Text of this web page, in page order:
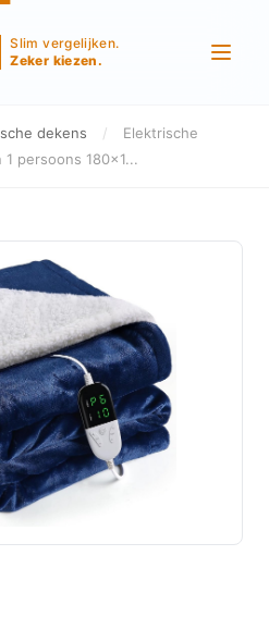
Slim vergelijken.
Zeker kiezen.
dekens /
Elektrische
1 persoons 180x1...